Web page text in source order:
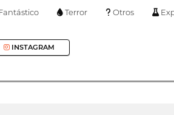
Terror Otros
INSTAGRAM